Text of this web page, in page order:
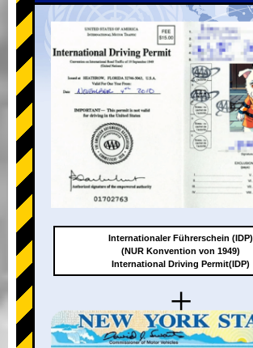
+
Internationaler Führerschein (IDP)
(NUR Konvention von 1949)
International Driving Permit(IDP)